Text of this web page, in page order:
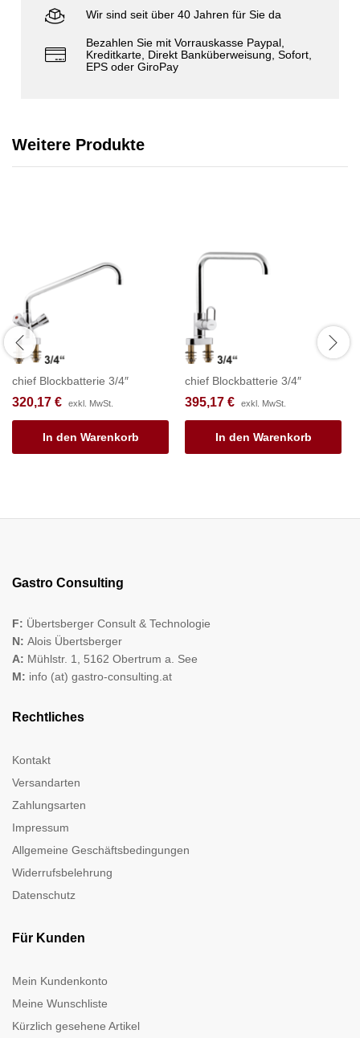
Wir sind seit über 40 Jahren für Sie da
Bezahlen Sie mit Vorrauskasse Paypal,
Kreditkarte, Direkt Banküberweisung, Sofort,
EPS oder GiroPay
Weitere Produkte
chief Blockbatterie 3/4″
320,17 € exkl. MwSt.
In den Warenkorb
chief Blockbatterie 3/4″
395,17 € exkl. MwSt.
In den Warenkorb
Gastro Consulting
F: Übertsberger Consult & Technologie
N: Alois Übertsberger
A: Mühlstr. 1, 5162 Obertrum a. See
M: info (at) gastro-consulting.at
Rechtliches
Kontakt
Versandarten
Zahlungsarten
Impressum
Allgemeine Geschäftsbedingungen
Widerrufsbelehrung
Datenschutz
Für Kunden
Mein Kundenkonto
Meine Wunschliste
Kürzlich gesehene Artikel